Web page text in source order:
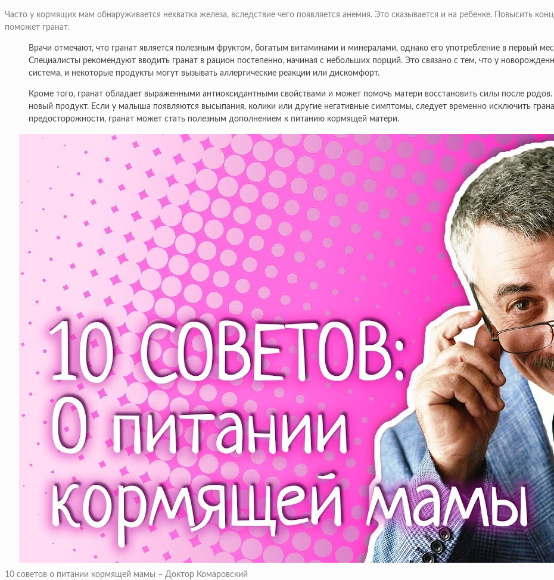
Часто у кормящих мам обнаруживается нехватка железа, вследствие чего появляется анемия. Это сказывается и на ребенке. Повысить
поможет гранат.
Врачи отмечают, что гранат является полезным фруктом, богатым витаминами и минералами, однако его употребление в первый
Специалисты рекомендуют вводить гранат в рацион постепенно, начиная с небольших порций. Это связано с тем, что у
система, и некоторые продукты могут вызывать аллергические реакции или дискомфорт.
Кроме того, гранат обладает выраженными антиоксидантными свойствами и может помочь матери восстановить силы после родов.
новый продукт. Если у малыша появляются высыпания, колики или другие негативные симптомы, следует временно исключить
предосторожности, гранат может стать полезным дополнением к питанию кормящей матери.
10 советов о питании кормящей мамы – Доктор Комаровский